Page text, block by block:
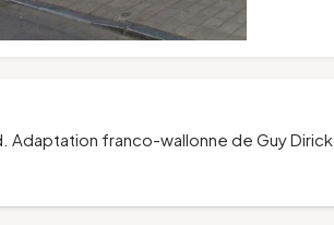
franco-wallonne de Guy Dirick.